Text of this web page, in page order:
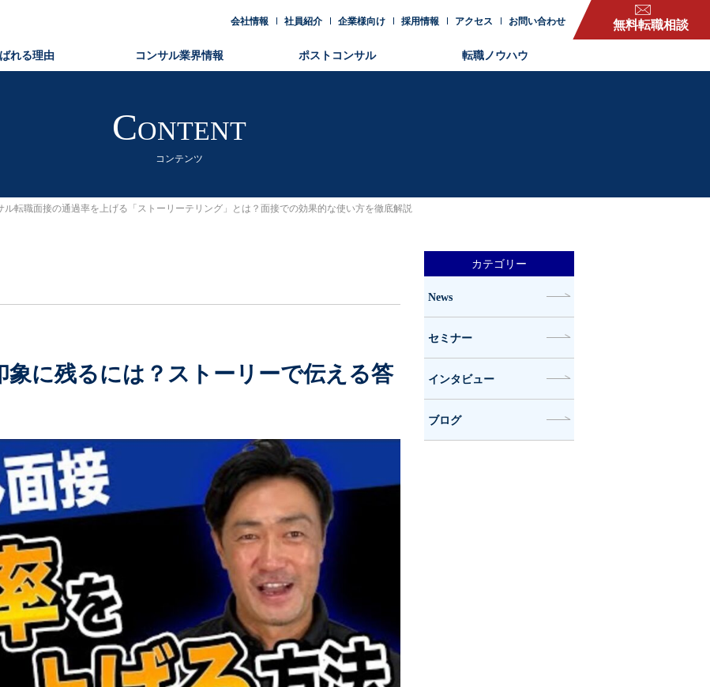
会社情報 社員紹介 企業様向け 採用情報 アクセス お問い合わせ 無料転職相談
れる理由 コンサル業界情報 ポストコンサル 転職ノウハウ
Content
コンテンツ
ル転職面接の通過率を上げる「ストーリーテリング」とは？面接での効果的な使い方を徹底解説
象に残るには？ストーリーで伝える答
カテゴリー
News
セミナー
インタビュー
ブログ